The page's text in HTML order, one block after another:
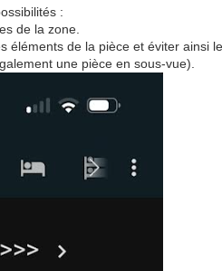
:
de la zone.
éléments de la pièce et éviter
une pièce en sous-vue).